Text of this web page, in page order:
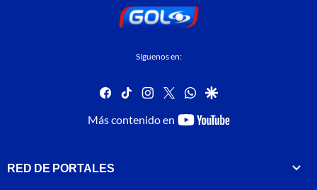
Síguenos en:
facebook
tiktok instagram
twitterwhatsapp
google
Más contenido en
youtube-
RED DE PORTALES